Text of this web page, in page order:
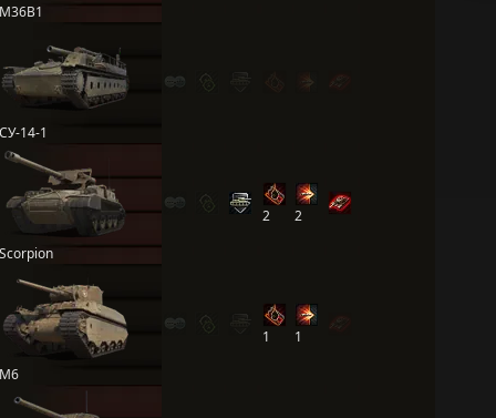
M36B1
СУ-14-1
Scorpion
2 2
M6
1 1